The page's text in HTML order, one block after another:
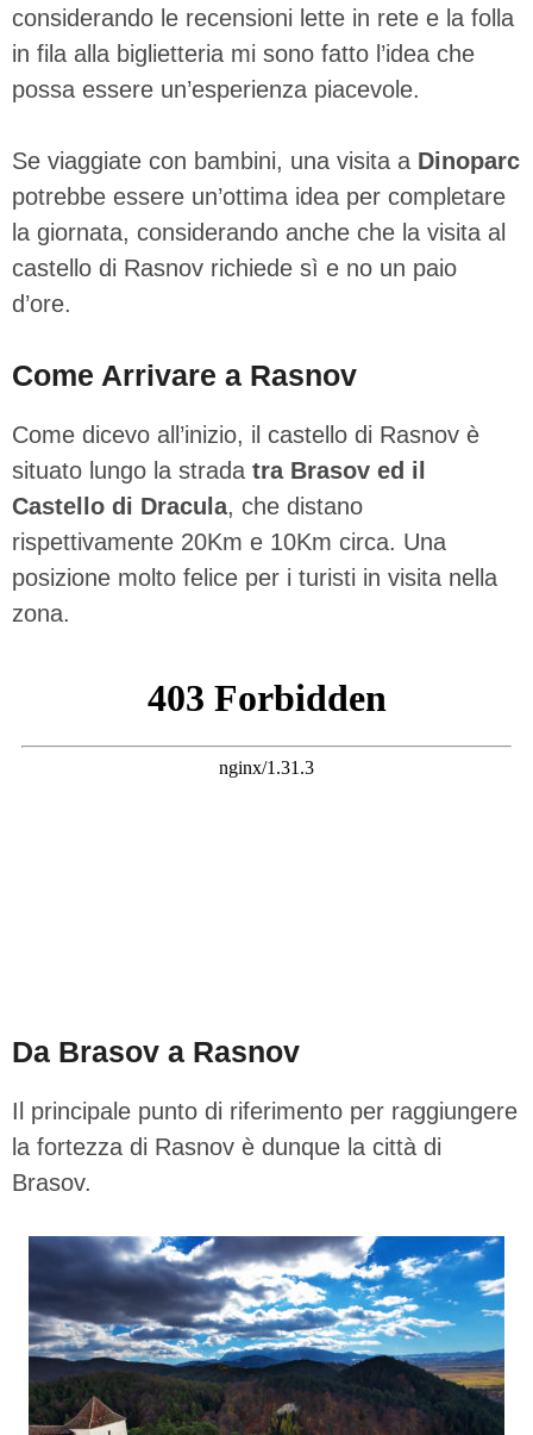
considerando le recensioni lette in rete e la folla
in fila alla biglietteria mi sono fatto l’idea che
possa essere un’esperienza piacevole.
Se viaggiate con bambini, una visita a Dinoparc
potrebbe essere un’ottima idea per completare
la giornata, considerando anche che la visita al
castello di Rasnov richiede sì e no un paio
d’ore.
Come Arrivare a Rasnov
Come dicevo all’inizio, il castello di Rasnov è
situato lungo la strada tra Brasov ed il
Castello di Dracula, che distano
rispettivamente 20Km e 10Km circa. Una
posizione molto felice per i turisti in visita nella
zona.
Da Brasov a Rasnov
Il principale punto di riferimento per raggiungere
la fortezza di Rasnov è dunque la città di
Brasov.